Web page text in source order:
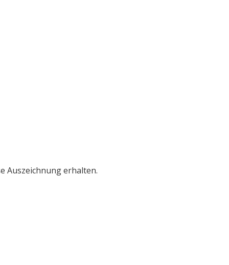
Auszeichnung erhalten.